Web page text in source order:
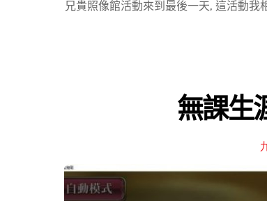
兄貴照像館活動來到最後一天, 這活動
無課生